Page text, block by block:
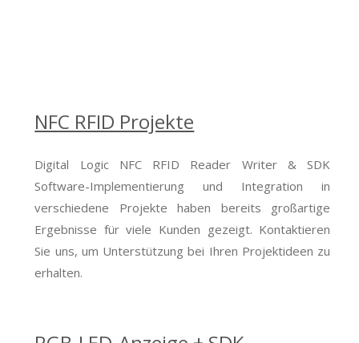
NFC RFID Projekte
Digital Logic NFC RFID Reader Writer & SDK
Software-Implementierung und Integration in
verschiedene Projekte haben bereits großartige
Ergebnisse für viele Kunden gezeigt. Kontaktieren
Sie uns, um Unterstützung bei Ihren Projektideen zu
erhalten.